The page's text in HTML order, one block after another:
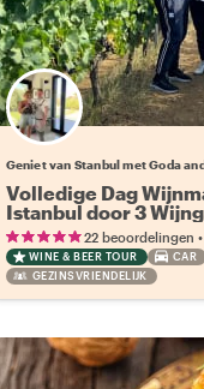
Geniet van Stanbul met Goda
Volledige Dag
Istanbul door 3
22 beoordelingen •
WINE & BEER TOUR CAR
GEZINSVRIENDELIJK